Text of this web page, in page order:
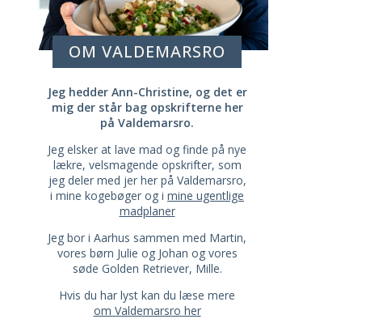
OM VALDEMARSRO
Jeg hedder Ann-Christine, og det er
mig der står bag opskrifterne her
på Valdemarsro.
Jeg elsker at lave mad og finde på nye
lækre, velsmagende opskrifter, som
jeg deler med jer her på Valdemarsro,
i mine kogebøger og i mine ugentlige
madplaner
Jeg bor i Aarhus sammen med Martin,
vores børn Julie og Johan og vores
søde Golden Retriever, Mille.
Hvis du har lyst kan du læse mere
om Valdemarsro her